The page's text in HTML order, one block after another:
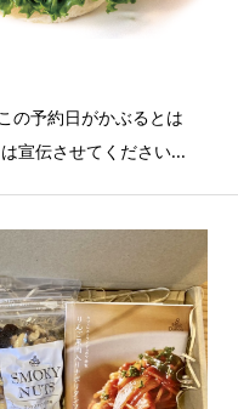
の予約日がかぶるとは
宣伝させてください...